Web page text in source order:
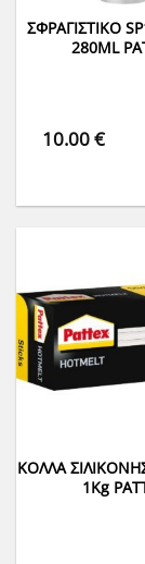
ΣΦΡΑΓΙΣΤΙΚΟ
280ML
10.00€
ΚΟΛΛΑ
1Kg